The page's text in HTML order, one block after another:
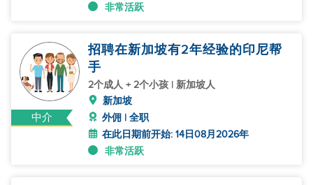
非常活跃
中介
招聘在新加坡有2年经验的印尼帮
手
2个成人 + 2个小孩 | 新加坡人
新加坡
外佣 | 全职
在此日期前开始: 14日08月2026年
非常活跃